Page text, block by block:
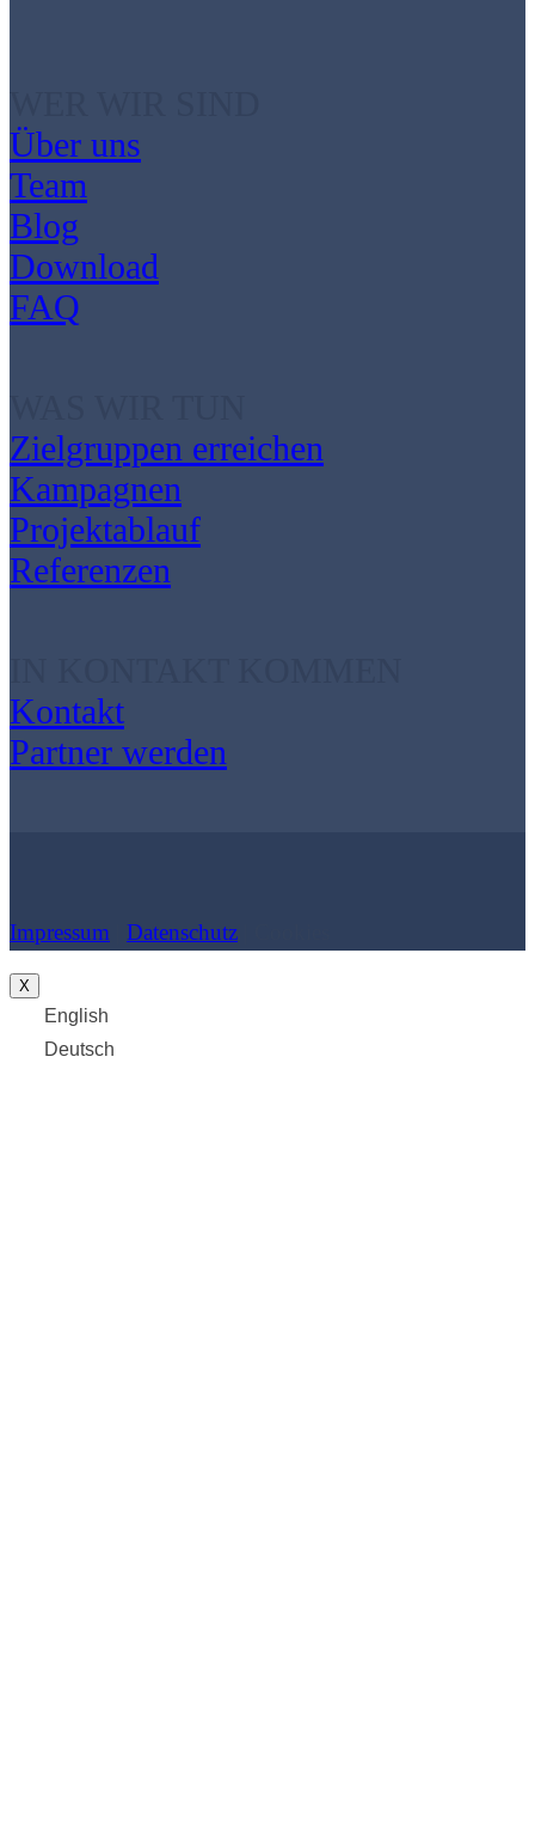
Über uns
Team
Blog
Download
FAQ
Zielgruppen erreichen
Kampagnen
Projektablauf
Referenzen
Kontakt
Partner werden
Impressum Datenschutz
X
English
Deutsch